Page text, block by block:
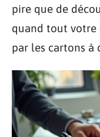
pire que de
quand tout votre
par les cartons à